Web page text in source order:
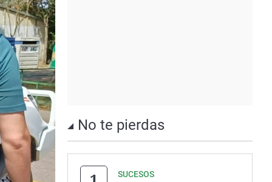
No te pierdas
SUCESOS